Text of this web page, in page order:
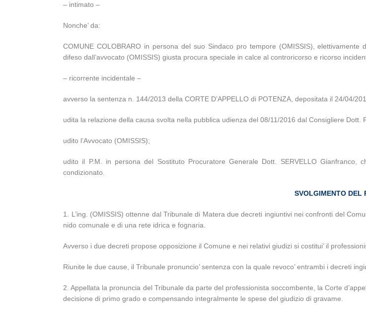
– intimato –
Nonche’ da:
COMUNE COLOBRARO in persona del suo Sindaco pro tempore (OMISSIS),
difeso dall’avvocato (OMISSIS) giusta procura speciale in calce al controricorso e ricorso
– ricorrente incidentale –
avverso la sentenza n. 144/2013 della CORTE D’APPELLO di POTENZA, depositata il 24/04/
udita la relazione della causa svolta nella pubblica udienza del 08/11/2016 dal Consigliere Dott.
udito l’Avvocato (OMISSIS);
udito il P.M. in persona del Sostituto Procuratore Generale Dott. SERVELLO
condizionato.
SVOLGIMENTO DEL
1. L’ing. (OMISSIS) ottenne dal Tribunale di Matera due decreti ingiuntivi nei confronti del
nido comunale e di una rete idrica e fognaria.
Avverso i due decreti propose opposizione il Comune e nei relativi giudizi si costitui’ il
Riunite le due cause, il Tribunale pronuncio’ sentenza con la quale revoco’ entrambi i decreti
2. Appellata la pronuncia del Tribunale da parte del professionista soccombente, la Corte
decisione di primo grado e compensando integralmente le spese del giudizio di gravame.